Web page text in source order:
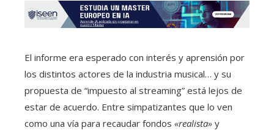
El informe era esperado con interés y aprensión por
los distintos actores de la industria musical… y su
propuesta de “impuesto al streaming” está lejos de
estar de acuerdo. Entre simpatizantes que lo ven
como una vía para recaudar fondos «realista» y